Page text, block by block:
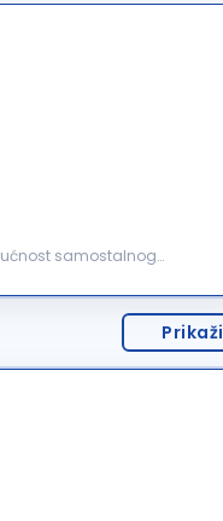
samostalnog
Prikaži